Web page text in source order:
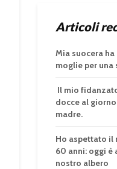
Articoli
Mia suocera
moglie per una
Il mio
docce al
madre.
Ho aspettato il
60 anni: oggi è
nostro albero